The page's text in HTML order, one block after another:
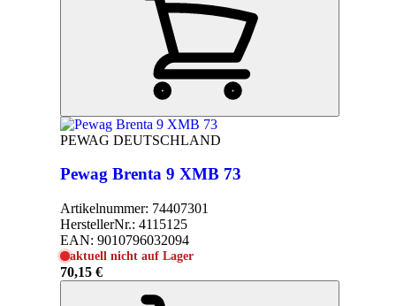
PEWAG DEUTSCHLAND
Pewag Brenta 9 XMB 73
Artikelnummer: 74407301
HerstellerNr.: 4115125
EAN: 9010796032094
aktuell nicht auf Lager
70,15 €